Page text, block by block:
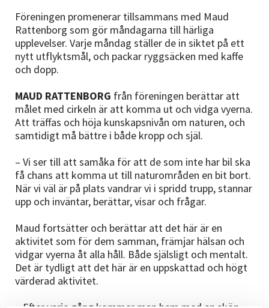
Föreningen promenerar tillsammans med Maud
Rattenborg som gör måndagarna till härliga
upplevelser. Varje måndag ställer de in siktet på ett
nytt utflyktsmål, och packar ryggsäcken med kaffe
och dopp.
MAUD RATTENBORG från föreningen berättar att
målet med cirkeln är att komma ut och vidga vyerna.
Att träffas och höja kunskapsnivån om naturen, och
samtidigt må bättre i både kropp och själ.
– Vi ser till att samåka för att de som inte har bil ska
få chans att komma ut till naturområden en bit bort.
När vi väl är på plats vandrar vi i spridd trupp, stannar
upp och inväntar, berättar, visar och frågar.
Maud fortsätter och berättar att det här är en
aktivitet som för dem samman, främjar hälsan och
vidgar vyerna åt alla håll. Både själsligt och mentalt.
Det är tydligt att det här är en uppskattad och högt
värderad aktivitet.